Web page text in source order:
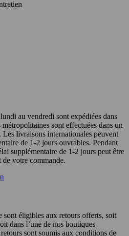
au vendredi sont expédiées dans
sont effectuées dans un
livraisons internationales peuvent
de 1-2 jours ouvrables. Pendant
supplémentaire de 1-2 jours peut être
de votre commande.
sont éligibles aux retours offerts, soit
dans l’une de nos boutiques
sont soumis aux conditions de